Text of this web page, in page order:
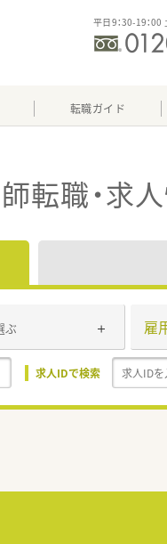
平日9：30-19：00
転職ガイド
転職・求
ぶ 雇
求人IDで検索